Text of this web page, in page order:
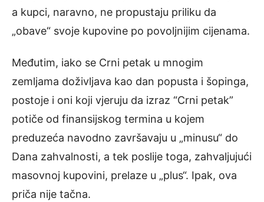
a kupci, naravno, ne propustaju priliku da
„obave“ svoje kupovine po povoljnijim cijenama.
Međutim, iako se Crni petak u mnogim
zemljama doživljava kao dan popusta i šopinga,
postoje i oni koji vjeruju da izraz “Crni petak”
potiče od finansijskog termina u kojem
preduzeća navodno završavaju u „minusu“ do
Dana zahvalnosti, a tek poslije toga, zahvaljujući
masovnoj kupovini, prelaze u „plus“. Ipak, ova
priča nije tačna.